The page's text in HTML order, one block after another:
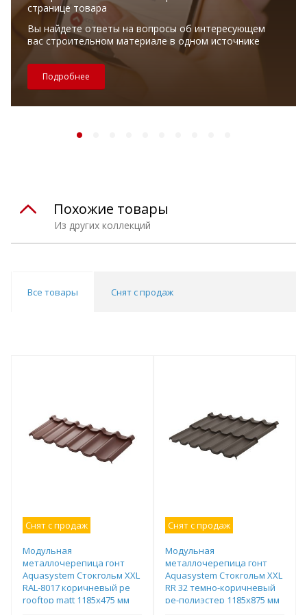
странице товара
Вы найдете ответы на вопросы об интересующем
вас строительном материале в одном источнике
Подробнее
Из других коллекций
Похожие товары
Все товары Снят с продаж
Снят с продаж
Модульная
металлочерепица гонт
Aquasystem Стокгольм XXL
RAL-8017 коричневый pe
rooftop matt 1185х475 мм
Снят с продаж
Модульная
металлочерепица гонт
Aquasystem Стокгольм XXL
RR 32 темно-коричневый
ре-полиэстер 1185х875 мм